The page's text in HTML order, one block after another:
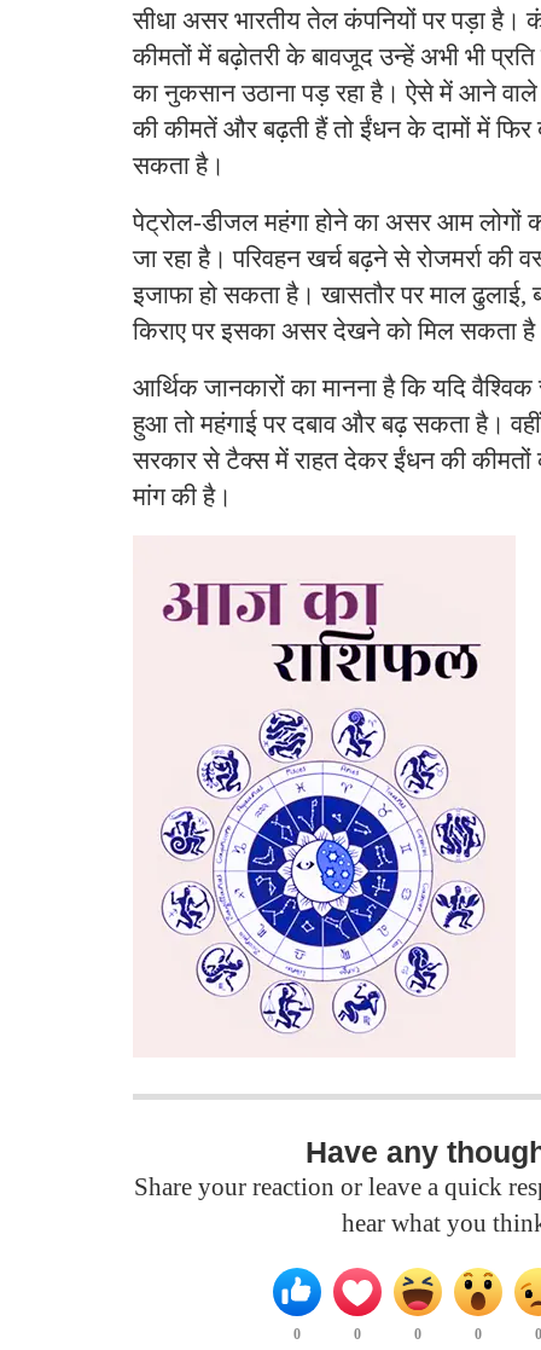
सीधा असर भारतीय तेल कंपनियों पर पड़ा है।
कीमतों में बढ़ोतरी के बावजूद उन्हें अभी भी
का नुकसान उठाना पड़ रहा है। ऐसे में आने
की कीमतें और बढ़ती हैं तो ईंधन के दामों में
सकता है।
पेट्रोल-डीजल महंगा होने का असर आम लोगों
जा रहा है। परिवहन खर्च बढ़ने से रोजमर्रा की
इजाफा हो सकता है। खासतौर पर माल
किराए पर इसका असर देखने को मिल सकता
आर्थिक जानकारों का मानना है कि यदि
हुआ तो महंगाई पर दबाव और बढ़ सकता है।
सरकार से टैक्स में राहत देकर ईंधन की कीमतों
मांग की है।
Have any
Share your reaction or leave a quick
hear what you
0 0 0 0